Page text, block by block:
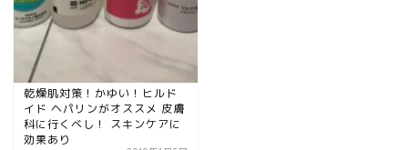
乾燥肌対策！かゆい！ヒルド
イド ヘパリンがオススメ 皮膚
科に行くべし！ スキンケアに
効果あり